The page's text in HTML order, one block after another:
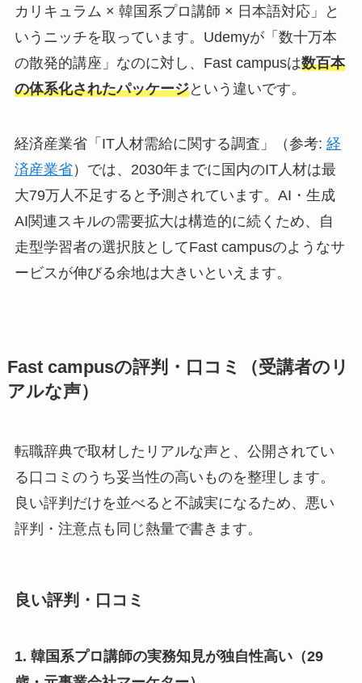
カリキュラム × 韓国系プロ講師 × 日本語対応」と
いうニッチを取っています。Udemyが「数十万本
の散発的講座」なのに対し、Fast campusは数百本
の体系化されたパッケージという違いです。
経済産業省「IT人材需給に関する調査」（参考: 経
済産業省）では、2030年までに国内のIT人材は最
大79万人不足すると予測されています。AI・生成
AI関連スキルの需要拡大は構造的に続くため、自
走型学習者の選択肢としてFast campusのようなサ
ービスが伸びる余地は大きいといえます。
Fast campusの評判・口コミ（受講者のリ
アルな声）
転職辞典で取材したリアルな声と、公開されてい
る口コミのうち妥当性の高いものを整理します。
良い評判だけを並べると不誠実になるため、悪い
評判・注意点も同じ熱量で書きます。
良い評判・口コミ
1. 韓国系プロ講師の実務知見が独自性高い（29